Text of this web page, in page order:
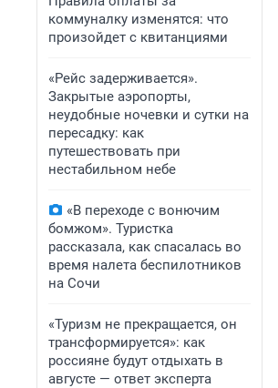
коммуналку изменятся: что
произойдет с квитанциями
«Рейс задерживается».
Закрытые аэропорты,
неудобные ночевки и сутки на
пересадку: как
путешествовать при
нестабильном небе
«В переходе с вонючим
бомжом». Туристка
рассказала, как спасалась во
время налета беспилотников
на Сочи
«Туризм не прекращается, он
трансформируется»: как
россияне будут отдыхать в
августе — ответ эксперта